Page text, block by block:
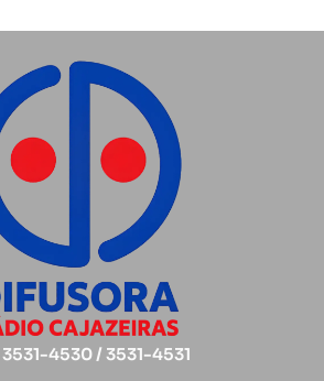
4530 / 3531-4531